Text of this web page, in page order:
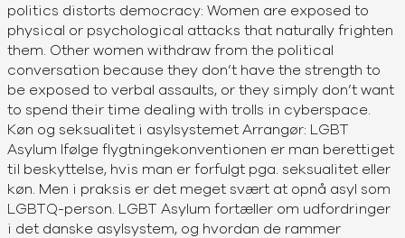
politics distorts democracy: Women are exposed to
physical or psychological attacks that naturally frighten
them. Other women withdraw from the political
conversation because they don’t have the strength to
be exposed to verbal assaults, or they simply don’t want
to spend their time dealing with trolls in cyberspace.
Køn og seksualitet i asylsystemet Arrangør: LGBT
Asylum Ifølge flygtningekonventionen er man berettiget
til beskyttelse, hvis man er forfulgt pga. seksualitet eller
køn. Men i praksis er det meget svært at opnå asyl som
LGBTQ-person. LGBT Asylum fortæller om udfordringer
i det danske asylsystem, og hvordan de rammer